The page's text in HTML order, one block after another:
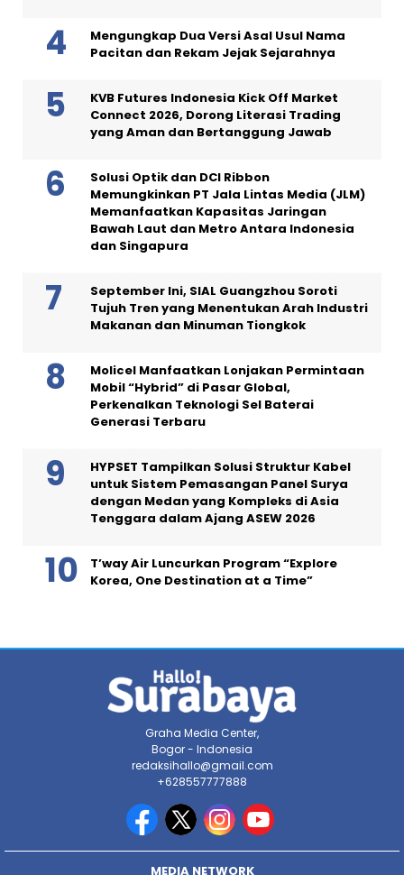
Mengungkap Dua Versi Asal Usul Nama
Pacitan dan Rekam Jejak Sejarahnya
KVB Futures Indonesia Kick Off Market
Connect 2026, Dorong Literasi Trading
yang Aman dan Bertanggung Jawab
Solusi Optik dan DCI Ribbon
Memungkinkan PT Jala Lintas Media (JLM)
Memanfaatkan Kapasitas Jaringan
Bawah Laut dan Metro Antara Indonesia
dan Singapura
September Ini, SIAL Guangzhou Soroti
Tujuh Tren yang Menentukan Arah Industri
Makanan dan Minuman Tiongkok
Molicel Manfaatkan Lonjakan Permintaan
Mobil “Hybrid” di Pasar Global,
Perkenalkan Teknologi Sel Baterai
Generasi Terbaru
HYPSET Tampilkan Solusi Struktur Kabel
untuk Sistem Pemasangan Panel Surya
dengan Medan yang Kompleks di Asia
Tenggara dalam Ajang ASEW 2026
T’way Air Luncurkan Program “Explore
Korea, One Destination at a Time”
Graha Media Center,
Bogor - Indonesia
redaksihallo@gmail.com
+628557777888
MEDIA NETWORK